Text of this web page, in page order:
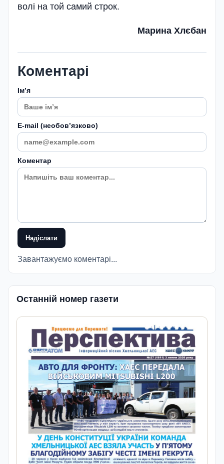
волі на той самий строк.
Марина Хлєбан
Коментарі
Імʼя
E-mail (необовʼязково)
Коментар
Надіслати
Завантажуємо коментарі...
Останній номер газети